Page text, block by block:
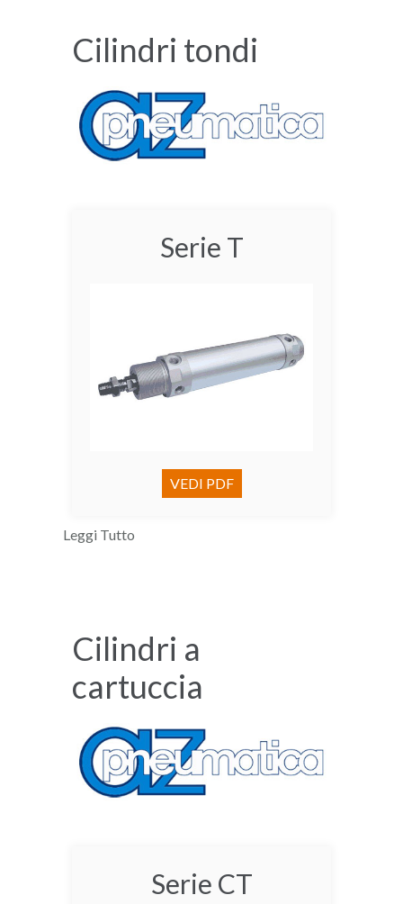
Cilindri tondi
Serie T
VEDI PDF
Leggi Tutto
Cilindri a
cartuccia
Serie CT